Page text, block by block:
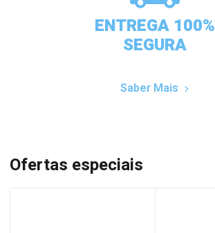
ENTREGA 100%
SEGURA
Saber Mais
Ofertas especiais